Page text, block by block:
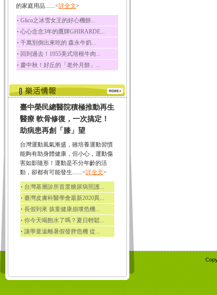
養素有醣類、檸檬酸...
五味子
五味子性質溫熱所含營
養成分有揮發油、檸...
草魚
草魚含有維生素A、維生
素C、及豐富的蛋白...
的家庭用品.......<詳全文>
‧ Glico之冰雪女王的好心機餅...
‧ 心心念念3年的鷹牌GHIRARDE...
‧ 千萬別倒出來吃的 森永牛奶...
‧ 回到過去！1955美式培根牛肉...
‧ 慶中秋！好丘的「老外月餅」...
臺中榮民總醫院積極推動再生
醫療 軟骨修復，一次搞定！
助病患再創「膝」望
台灣運動風氣漸盛，雖培養運動習慣
能夠有助身體健康，但小心，運動傷
害如影隨形！運動是不分年齡的活
動，卻都有可能發生.......<詳全文>
‧ 台灣基層診所首度糖尿病照護...
‧ 臺灣皮膚科醫學會最新2020異...
‧ 長假到來 孩童健康崩壞危機...
‧ 你今天喝飽水了嗎？夏日輕鬆...
‧ 讓學童遠離暑假發胖危機 從...